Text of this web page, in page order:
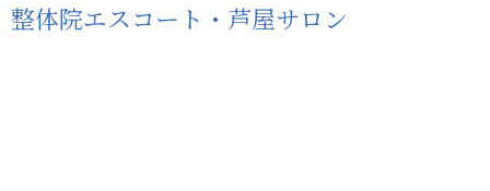
整体院エスコート・芦屋サロン